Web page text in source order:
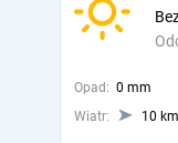
Opad: 0 mm
Wiatr:
10